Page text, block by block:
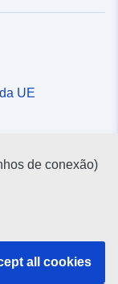
UE
de conexão)
all cookies